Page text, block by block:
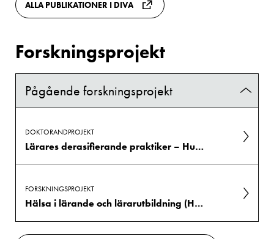
ALLA PUBLIKATIONER I DIVA
Forskningsprojekt
Pågående forskningsprojekt
DOKTORANDPROJEKT
Lärares derasifierande praktiker – Hur kan lärare tillvarata sina antirasistiska ambitioner i sitt arbete?
FORSKNINGSPROJEKT
Hälsa i lärande och lärarutbildning (HILL)